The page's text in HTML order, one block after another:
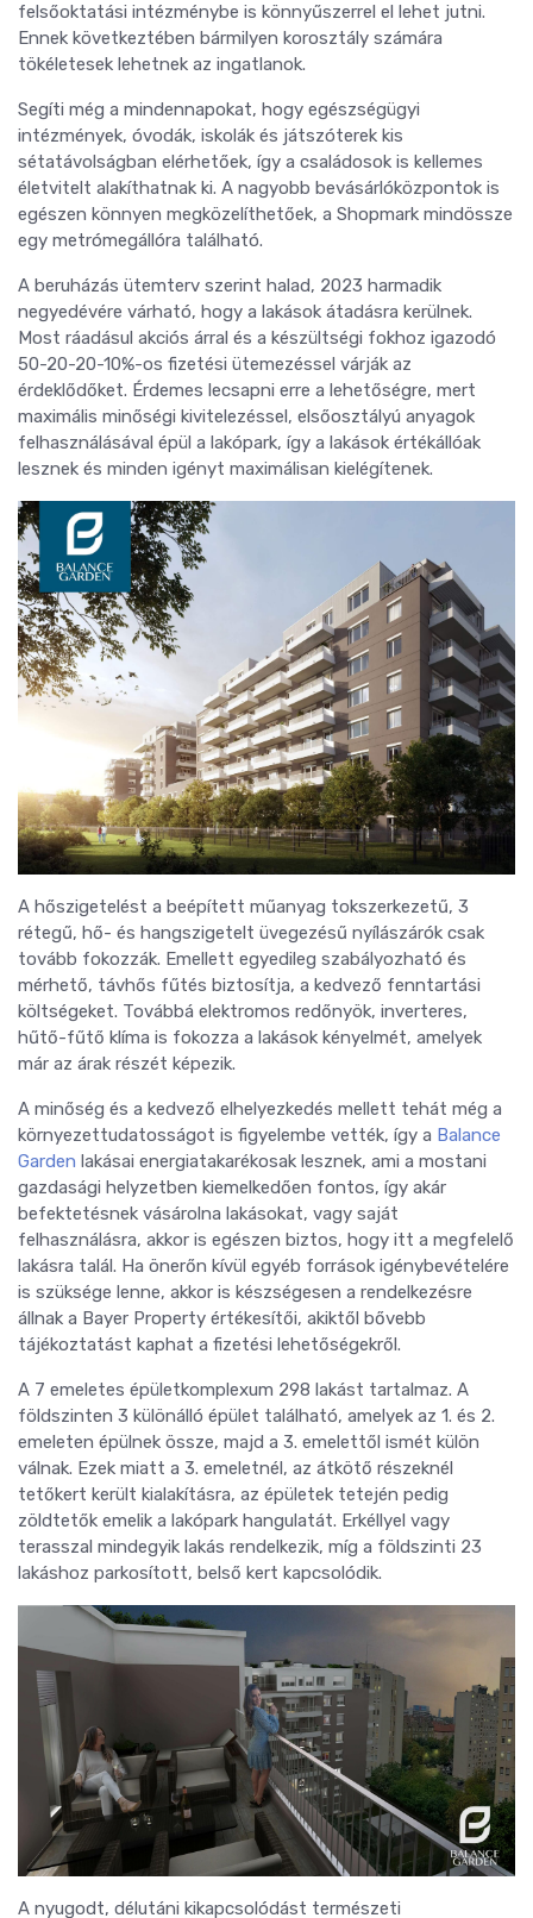
felsőoktatási intézménybe is könnyűszerrel el lehet jutni.
Ennek következtében bármilyen korosztály számára
tökéletesek lehetnek az ingatlanok.
Segíti még a mindennapokat, hogy egészségügyi
intézmények, óvodák, iskolák és játszóterek kis
sétatávolságban elérhetőek, így a családosok is kellemes
életvitelt alakíthatnak ki. A nagyobb bevásárlóközpontok is
egészen könnyen megközelíthetőek, a Shopmark mindössze
egy metrómegállóra található.
A beruházás ütemterv szerint halad, 2023 harmadik
negyedévére várható, hogy a lakások átadásra kerülnek.
Most ráadásul akciós árral és a készültségi fokhoz igazodó
50-20-20-10%-os fizetési ütemezéssel várják az
érdeklődőket. Érdemes lecsapni erre a lehetőségre, mert
maximális minőségi kivitelezéssel, elsőosztályú anyagok
felhasználásával épül a lakópark, így a lakások értékállóak
lesznek és minden igényt maximálisan kielégítenek.
A hőszigetelést a beépített műanyag tokszerkezetű, 3
rétegű, hő- és hangszigetelt üvegezésű nyílászárók csak
tovább fokozzák. Emellett egyedileg szabályozható és
mérhető, távhős fűtés biztosítja, a kedvező fenntartási
költségeket. Továbbá elektromos redőnyök, inverteres,
hűtő-fűtő klíma is fokozza a lakások kényelmét, amelyek
már az árak részét képezik.
A minőség és a kedvező elhelyezkedés mellett tehát még a
környezettudatosságot is figyelembe vették, így a Balance
Garden lakásai energiatakarékosak lesznek, ami a mostani
gazdasági helyzetben kiemelkedően fontos, így akár
befektetésnek vásárolna lakásokat, vagy saját
felhasználásra, akkor is egészen biztos, hogy itt a megfelelő
lakásra talál. Ha önerőn kívül egyéb források igénybevételére
is szüksége lenne, akkor is készségesen a rendelkezésre
állnak a Bayer Property értékesítői, akiktől bővebb
tájékoztatást kaphat a fizetési lehetőségekről.
A 7 emeletes épületkomplexum 298 lakást tartalmaz. A
földszinten 3 különálló épület található, amelyek az 1. és 2.
emeleten épülnek össze, majd a 3. emelettől ismét külön
válnak. Ezek miatt a 3. emeletnél, az átkötő részeknél
tetőkert került kialakításra, az épületek tetején pedig
zöldtetők emelik a lakópark hangulatát. Erkéllyel vagy
terasszal mindegyik lakás rendelkezik, míg a földszinti 23
lakáshoz parkosított, belső kert kapcsolódik.
A nyugodt, délutáni kikapcsolódást természeti